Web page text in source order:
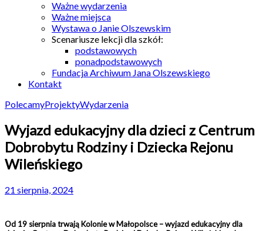
Ważne wydarzenia
Ważne miejsca
Wystawa o Janie Olszewskim
Scenariusze lekcji dla szkół:
podstawowych
ponadpodstawowych
Fundacja Archiwum Jana Olszewskiego
Kontakt
PolecamyProjektyWydarzenia
Wyjazd edukacyjny dla dzieci z Centrum
Dobrobytu Rodziny i Dziecka Rejonu
Wileńskiego
21 sierpnia, 2024
Od 19 sierpnia trwają Kolonie w Małopolsce – wyjazd edukacyjny dla